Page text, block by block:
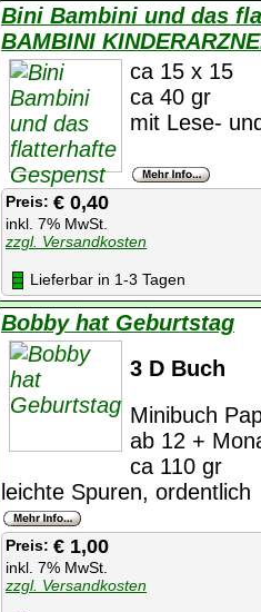
Bini Bambini und das
BAMBINI
ca 15 x 15
ca 40 gr
mit Lese-
Preis: € 0,40
inkl. 7% MwSt.
zzgl. Versandkosten
Lieferbar in 1-3 Tagen
Bobby hat Geburtstag
3 D Buch
Minibuch
ab 12 +
ca 110 gr
leichte Spuren, ordentlich
Preis: € 1,00
inkl. 7% MwSt.
zzgl. Versandkosten